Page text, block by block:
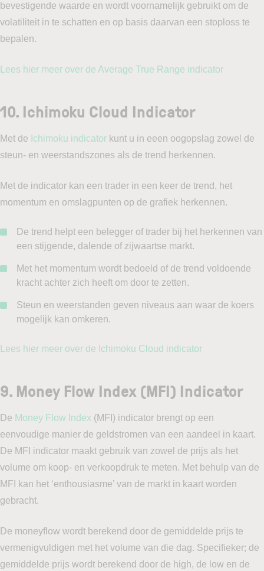
bevestigende waarde en wordt voornamelijk gebruikt om de
volatiliteit in te schatten en op basis daarvan een stoploss te
bepalen.
Lees hier meer over de Average True Range indicator
10. Ichimoku Cloud Indicator
Met de Ichimoku indicator kunt u in eeen oogopslag zowel de
steun- en weerstandszones als de trend herkennen.
Met de indicator kan een trader in een keer de trend, het
momentum en omslagpunten op de grafiek herkennen.
De trend helpt een belegger of trader bij het herkennen van
een stijgende, dalende of zijwaartse markt.
Met het momentum wordt bedoeld of de trend voldoende
kracht achter zich heeft om door te zetten.
Steun en weerstanden geven niveaus aan waar de koers
mogelijk kan omkeren.
Lees hier meer over de Ichimoku Cloud indicator
9. Money Flow Index (MFI) Indicator
De Money Flow Index (MFI) indicator brengt op een
eenvoudige manier de geldstromen van een aandeel in kaart.
De MFI indicator maakt gebruik van zowel de prijs als het
volume om koop- en verkoopdruk te meten. Met behulp van de
MFI kan het ‘enthousiasme’ van de markt in kaart worden
gebracht.
De moneyflow wordt berekend door de gemiddelde prijs te
vermenigvuldigen met het volume van die dag. Specifieker; de
gemiddelde prijs wordt berekend door de high, de low en de